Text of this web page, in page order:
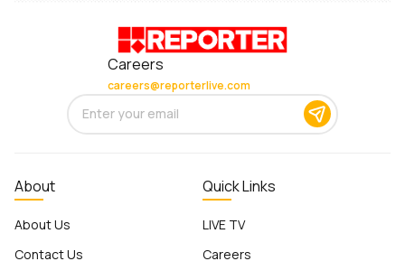
Careers
careers@reporterlive.com
About
About Us
Contact Us
Quick Links
LIVE TV
Careers